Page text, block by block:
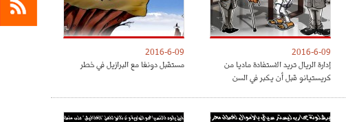
2016-6-09
إدارة الريال تريد الاستفادة ماديا من
كريستيانو قبل أن يكبر في السن
2016-6-09
مستقبل دونغا مع البرازيل في خطر